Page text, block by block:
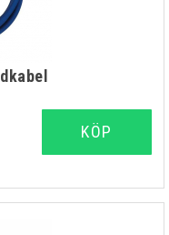
KÖP